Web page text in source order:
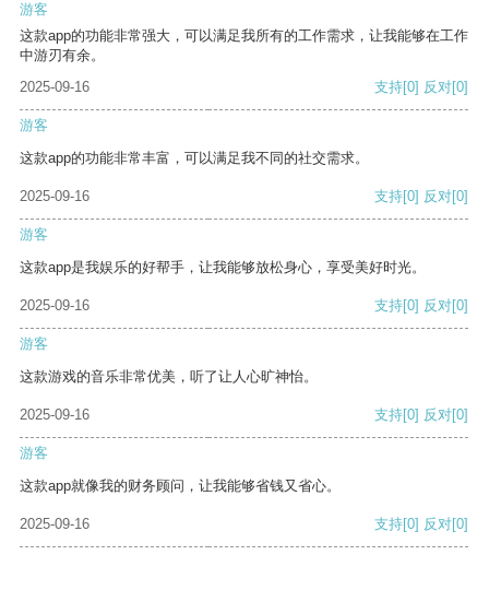
游客
这款app的功能非常强大，可以满足我所有的工作需求，让我能够在工作
中游刃有余。
2025-09-16
支持[0] 反对[0]
游客
这款app的功能非常丰富，可以满足我不同的社交需求。
2025-09-16 支持[0] 反对[0]
游客
这款app是我娱乐的好帮手，让我能够放松身心，享受美好时光。
2025-09-16 支持[0] 反对[0]
游客
这款游戏的音乐非常优美，听了让人心旷神怡。
2025-09-16 支持[0] 反对[0]
游客
这款app就像我的财务顾问，让我能够省钱又省心。
2025-09-16 支持[0] 反对[0]